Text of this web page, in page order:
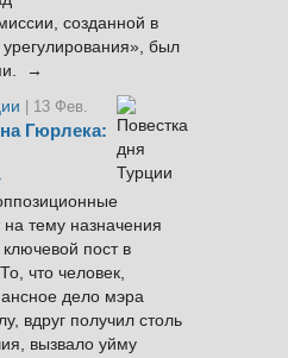
созданной в
был
→
| 13 Фев.
Гюрлека:
тему назначения
пост в
что человек,
дело мэра
вдруг получил столь
вызвало уйму